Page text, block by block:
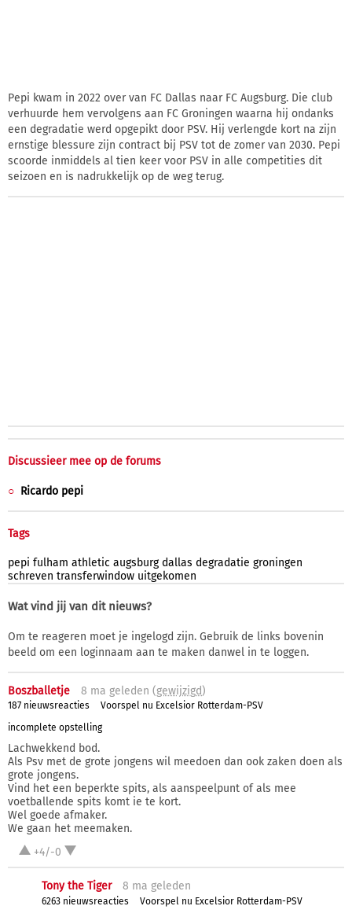
Pepi kwam in 2022 over van FC Dallas naar FC Augsburg. Die club
verhuurde hem vervolgens aan FC Groningen waarna hij ondanks
een degradatie werd opgepikt door PSV. Hij verlengde kort na zijn
ernstige blessure zijn contract bij PSV tot de zomer van 2030. Pepi
scoorde inmiddels al tien keer voor PSV in alle competities dit
seizoen en is nadrukkelijk op de weg terug.
Discussieer mee op de forums
Ricardo pepi
Tags
pepi fulham athletic augsburg dallas degradatie groningen
schreven transferwindow uitgekomen
Wat vind jij van dit nieuws?
Om te reageren moet je ingelogd zijn. Gebruik de links bovenin
beeld om een loginnaam aan te maken danwel in te loggen.
Boszballetje 8 ma geleden (gewijzigd)
187 nieuwsreacties
Voorspel nu Excelsior Rotterdam-PSV
incomplete opstelling
Lachwekkend bod.
Als Psv met de grote jongens wil meedoen dan ook zaken doen als
grote jongens.
Vind het een beperkte spits, als aanspeelpunt of als mee
voetballende spits komt ie te kort.
Wel goede afmaker.
We gaan het meemaken.
+4/-0
Tony the Tiger 8 ma geleden
6263 nieuwsreacties
Voorspel nu Excelsior Rotterdam-PSV